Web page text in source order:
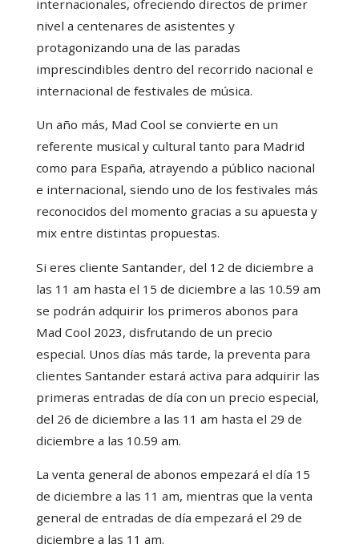
internacionales, ofreciendo directos de primer
nivel a centenares de asistentes y
protagonizando una de las paradas
imprescindibles dentro del recorrido nacional e
internacional de festivales de música.
Un año más, Mad Cool se convierte en un
referente musical y cultural tanto para Madrid
como para España, atrayendo a público nacional
e internacional, siendo uno de los festivales más
reconocidos del momento gracias a su apuesta y
mix entre distintas propuestas.
Si eres cliente Santander, del 12 de diciembre a
las 11 am hasta el 15 de diciembre a las 10.59 am
se podrán adquirir los primeros abonos para
Mad Cool 2023, disfrutando de un precio
especial. Unos días más tarde, la preventa para
clientes Santander estará activa para adquirir las
primeras entradas de día con un precio especial,
del 26 de diciembre a las 11 am hasta el 29 de
diciembre a las 10.59 am.
La venta general de abonos empezará el día 15
de diciembre a las 11 am, mientras que la venta
general de entradas de día empezará el 29 de
diciembre a las 11 am.